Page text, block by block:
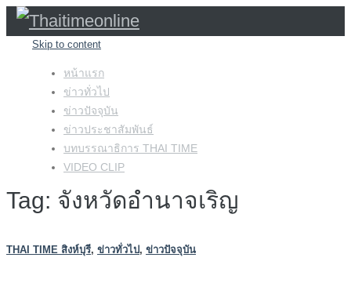
Skip to content
หน้าแรก
ข่าวทั่วไป
ข่าวปัจจุบัน
ข่าวประชาสัมพันธ์
บทบรรณาธิการ THAI TIME
VIDEO CLIP
Tag: จังหวัดอำนาจเริญ
THAI TIME สิงห์บุรี, ข่าวทั่วไป, ข่าวปัจจุบัน